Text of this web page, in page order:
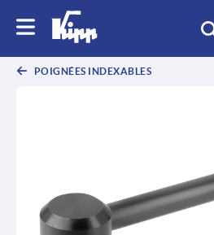
POIGNÉES INDEXABLES